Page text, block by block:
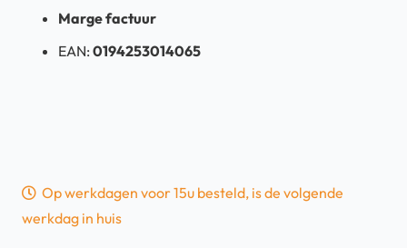
Marge factuur
EAN: 0194253014065
Op werkdagen voor 15u besteld, is de volgende
werkdag in huis